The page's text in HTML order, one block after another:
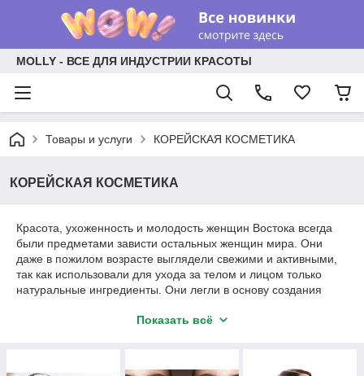
MOLLY - ВСЕ ДЛЯ ИНДУСТРИИ КРАСОТЫ
Товары и услуги КОРЕЙСКАЯ КОСМЕТИКА
КОРЕЙСКАЯ КОСМЕТИКА
Красота, ухоженность и молодость женщин Востока всегда
были предметами зависти остальных женщин мира. Они
даже в пожилом возрасте выглядели свежими и активными,
так как использовали для ухода за телом и лицом только
натуральные ингредиенты. Они легли в основу создания
технологий и древних рецептов, отличающихся высокой
Показать всё